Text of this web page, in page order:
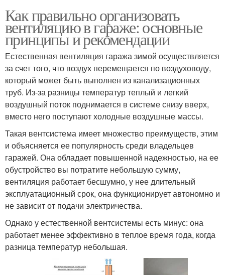
Как правильно организовать
вентиляцию в гараже: основные
принципы и рекомендации
Естественная вентиляция гаража зимой осуществляется
за счет того, что воздух перемещается по воздуховоду,
который может быть выполнен из канализационных
труб. Из-за разницы температур теплый и легкий
воздушный поток поднимается в системе снизу вверх,
вместо него поступают холодные воздушные массы.
Такая вентсистема имеет множество преимуществ, этим
и объясняется ее популярность среди владельцев
гаражей. Она обладает повышенной надежностью, на ее
обустройство вы потратите небольшую сумму,
вентиляция работает бесшумно, у нее длительный
эксплуатационный срок, она функционирует автономно и
не зависит от подачи электричества.
Однако у естественной вентсистемы есть минус: она
работает менее эффективно в теплое время года, когда
разница температур небольшая.